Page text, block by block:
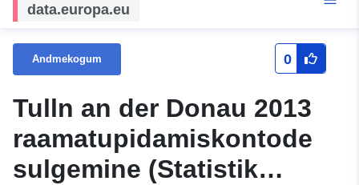
data.europa.eu
Andmekogum 0
Tulln an der Donau 2013
raamatupidamiskontode
sulgemine (Statistik